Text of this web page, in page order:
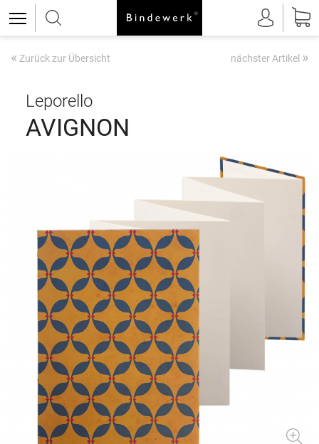
« Zurück zur Übersicht nächster Artikel »
Leporello
AVIGNON